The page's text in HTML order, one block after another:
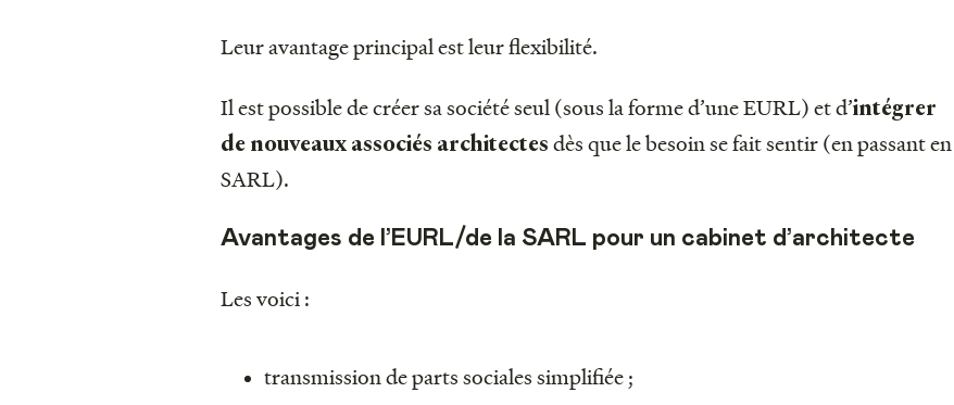
Leur avantage principal est leur flexibilité.
Il est possible de créer sa société seul (sous la forme d’une EURL) et d’intégrer
de nouveaux associés architectes dès que le besoin se fait sentir (en passant en
SARL).
Avantages de l’EURL/de la SARL pour un cabinet d’architecte
Les voici :
transmission de parts sociales simplifiée ;